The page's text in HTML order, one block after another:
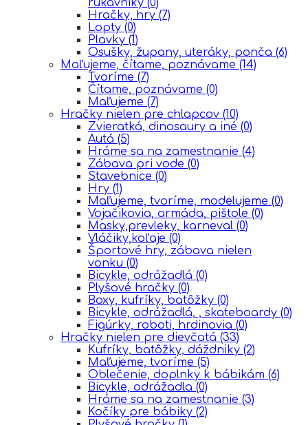
rukávniky (0)
Hračky, hry (7)
Lopty (0)
Plavky (1)
Osušky, župany, uteráky, ponča (6)
Maľujeme, čítame, poznávame (14)
Tvoríme (7)
Čítame, poznávame (0)
Maľujeme (7)
Hračky nielen pre chlapcov (10)
Zvieratká, dinosaury a iné (0)
Autá (5)
Hráme sa na zamestnanie (4)
Zábava pri vode (0)
Stavebnice (0)
Hry (1)
Maľujeme, tvoríme, modelujeme (0)
Vojačikovia, armáda, pištole (0)
Masky,prevleky, karneval (0)
Vláčiky,koľaje (0)
Športové hry, zábava nielen
vonku (0)
Bicykle, odrážadlá (0)
Plyšové hračky (0)
Boxy, kufríky, batôžky (0)
Bicykle, odrážadlá, , skateboardy (0)
Figúrky, roboti, hrdinovia (0)
Hračky nielen pre dievčatá (33)
Kufríky, batôžky, dáždniky (2)
Maľujeme, tvoríme (5)
Oblečenie, doplnky k bábikám (6)
Bicykle, odrážadla (0)
Hráme sa na zamestnanie (3)
Kočíky pre bábiky (2)